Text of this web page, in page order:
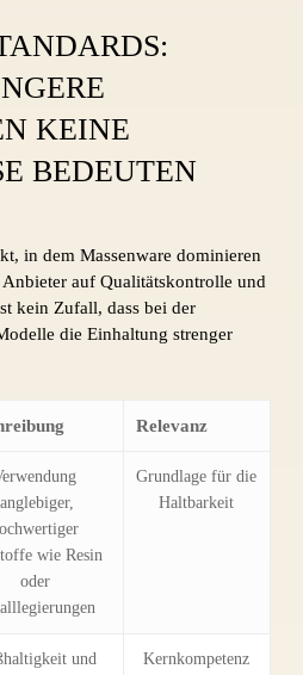
KEINE
BEDEUTEN
in dem Massenware dominieren
auf Qualitätskontrolle und
kein Zufall, dass bei der
die Einhaltung strenger
Relevanz
wie Resin
oder
Grundlage für die
Haltbarkeit
und
Kernkompetenz